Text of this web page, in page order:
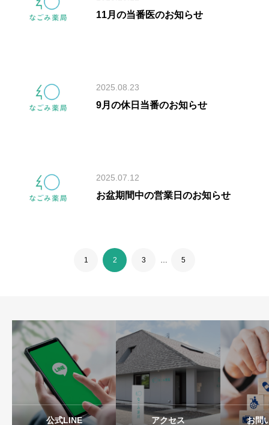
11月の当番医のお知らせ
2025.08.23
9月の休日当番のお知らせ
2025.07.12
お盆期間中の営業日のお知らせ
1 2 3 … 5
公式LINE アクセス お問